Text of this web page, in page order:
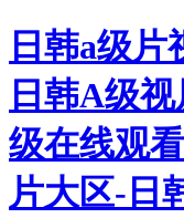
日韩a级
日韩A级
级在线观
片大区-日